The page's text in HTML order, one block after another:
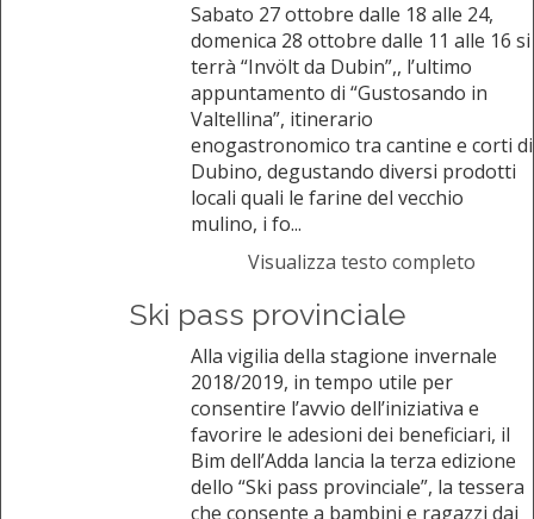
Sabato 27 ottobre dalle 18 alle 24,
domenica 28 ottobre dalle 11 alle 16 si
terrà “Invölt da Dubin”,, l’ultimo
appuntamento di “Gustosando in
Valtellina”, itinerario
enogastronomico tra cantine e corti di
Dubino, degustando diversi prodotti
locali quali le farine del vecchio
mulino, i fo...
Visualizza testo completo
Ski pass provinciale
Alla vigilia della stagione invernale
2018/2019, in tempo utile per
consentire l’avvio dell’iniziativa e
favorire le adesioni dei beneficiari, il
Bim dell’Adda lancia la terza edizione
dello “Ski pass provinciale”, la tessera
che consente a bambini e ragazzi dai